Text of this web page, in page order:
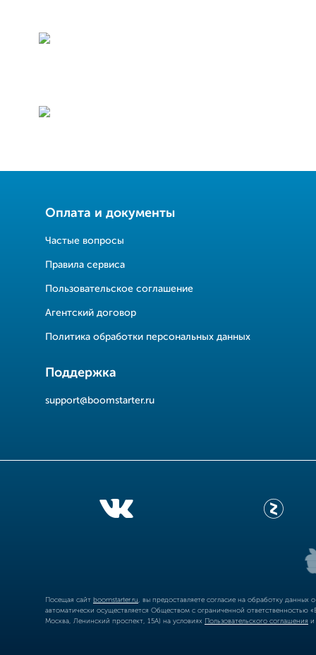
Оплата и документы
Частые вопросы
Правила сервиса
Пользовательское соглашение
Агентский договор
Политика обработки персональных данных
Поддержка
support@boomstarter.ru
Посещая сайт boomstarter.ru , вы предоставляете согласие на обработку
автоматически осуществляется Обществом с ограниченной
Москва, Ленинский проспект, 15А) на условиях Пользовательского соглашения и